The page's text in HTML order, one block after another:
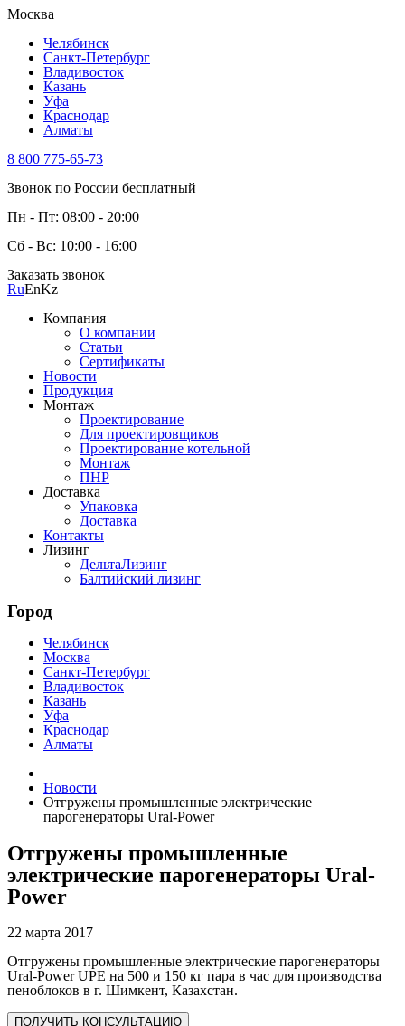
Москва
Челябинск
Санкт-Петербург
Владивосток
Казань
Уфа
Краснодар
Алматы
8 800 775-65-73
Звонок по России бесплатный
Пн - Пт: 08:00 - 20:00
Сб - Вс: 10:00 - 16:00
Заказать звонок
RuEnKz
Компания
О компании
Статьи
Сертификаты
Новости
Продукция
Монтаж
Проектирование
Для проектировщиков
Проектирование котельной
Монтаж
ПНР
Доставка
Упаковка
Доставка
Контакты
Лизинг
ДельтаЛизинг
Балтийский лизинг
Город
Челябинск
Москва
Санкт-Петербург
Владивосток
Казань
Уфа
Краснодар
Алматы
Новости
Отгружены промышленные электрические
парогенераторы Ural-Power
Отгружены промышленные
электрические парогенераторы Ural-
Power
22 марта 2017
Отгружены промышленные электрические парогенераторы
Ural-Power UPE на 500 и 150 кг пара в час для производства
пеноблоков в г. Шимкент, Казахстан.
ПОЛУЧИТЬ КОНСУЛЬТАЦИЮ